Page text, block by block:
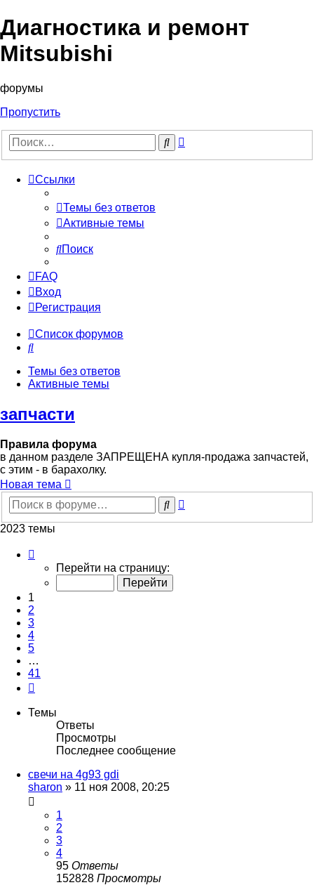
Диагностика и ремонт
Mitsubishi
форумы
Пропустить
Поиск
Ссылки
Темы без ответов
Активные темы
Поиск
FAQ
Вход
Регистрация
Список форумов
Поиск
Темы без ответов
Активные темы
запчасти
Правила форума
в данном разделе ЗАПРЕЩЕНА купля-продажа запчастей,
с этим - в барахолку.
Новая тема
Поиск
2023 темы
41
Перейти на страницу:
1
2
3
4
5
…
41
Темы
Ответы
Просмотры
Последнее сообщение
свечи на 4g93 gdi
sharon » 11 ноя 2008, 20:25
1
2
3
4
95 Ответы
152828 Просмотры